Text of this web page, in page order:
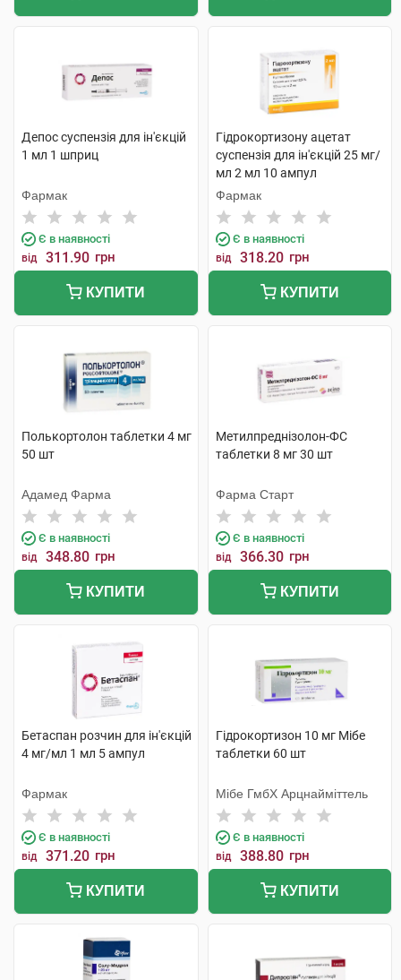
Депос суспензія для ін'єкцій
1 мл 1 шприц
Фармак
Є в наявності
від 311.90 грн
КУПИТИ
Гідрокортизону ацетат
суспензія для ін'єкцій 25 мг/
мл 2 мл 10 ампул
Фармак
Є в наявності
від 318.20 грн
КУПИТИ
Полькортолон таблетки 4 мг
50 шт
Адамед Фарма
Є в наявності
від 348.80 грн
КУПИТИ
Метилпреднізолон-ФС
таблетки 8 мг 30 шт
Фарма Старт
Є в наявності
від 366.30 грн
КУПИТИ
Бетаспан розчин для ін'єкцій
4 мг/мл 1 мл 5 ампул
Фармак
Є в наявності
від 371.20 грн
КУПИТИ
Гідрокортизон 10 мг Мібе
таблетки 60 шт
Мібе ГмбХ Арцнайміттель
Є в наявності
від 388.80 грн
КУПИТИ